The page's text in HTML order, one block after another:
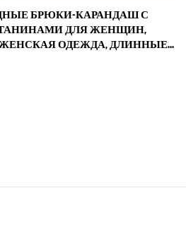
БРЮКИ-КАРАНДАШ С
ДЛЯ ЖЕНЩИН,
ОДЕЖДА, ДЛИННЫЕ